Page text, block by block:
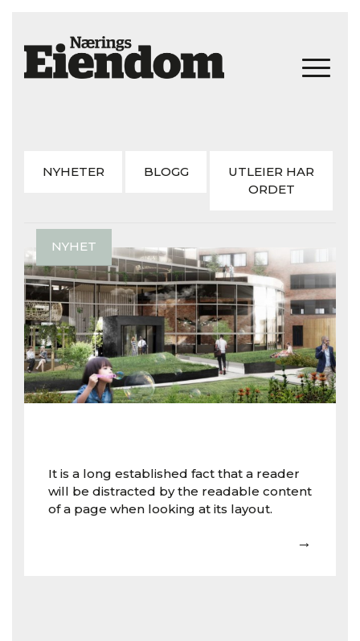
NYHETER BLOGG
UTLEIER HAR
ORDET
NYHET
It is a long established fact that a reader
will be distracted by the readable content
of a page when looking at its layout.
→